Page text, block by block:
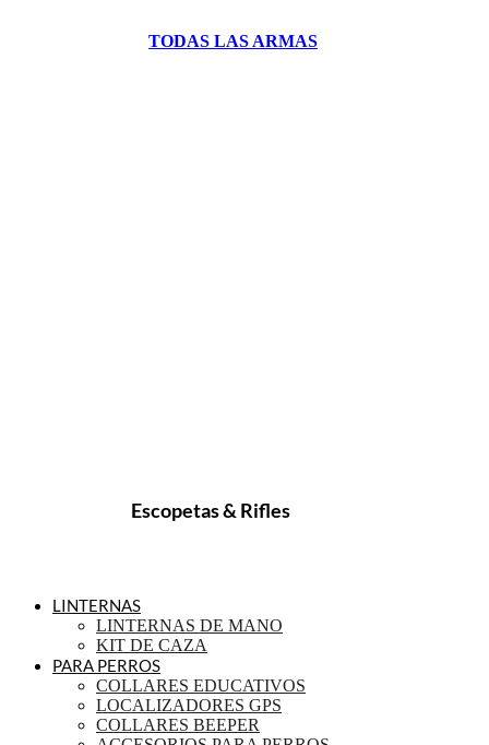
TODAS LAS ARMAS
Escopetas & Rifles
LINTERNAS
LINTERNAS DE MANO
KIT DE CAZA
PARA PERROS
COLLARES EDUCATIVOS
LOCALIZADORES GPS
COLLARES BEEPER